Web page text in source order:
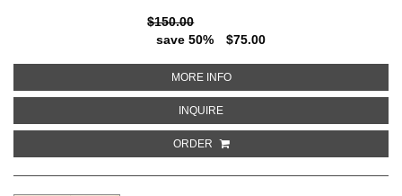
$150.00
save 50%
$75.00
MORE INFOABOUT PL. LXXV MAGAZIJN VAN
INQUIREABOUT PL. LXXV MAGAZIJN VAN
ORDER